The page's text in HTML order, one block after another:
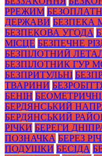
РРЕЖИМ
ДЕРЖАВИ БЕЗПЕКА
БЕЗПЕКОВА УГОДА
МІСЦЕ БЕЗПЕЧНЕ
БЕЗПІЛОТНИЙ
БЕЗПІЛОТНИК ГУР
БЕЗПРИТУЛЬНІ
ТВАРИНИ
БЕНІН
БЕРДЯНСЬКИЙ
БЕРДЯНСЬКИЙ
РІЧКИ БЕРЕГИ
ПОЗНАЧКА БЕРЕЗ
ПОДУШКИ БЕСІДА